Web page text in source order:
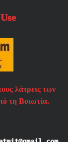
λάτρεις των
τη Βοιωτία.